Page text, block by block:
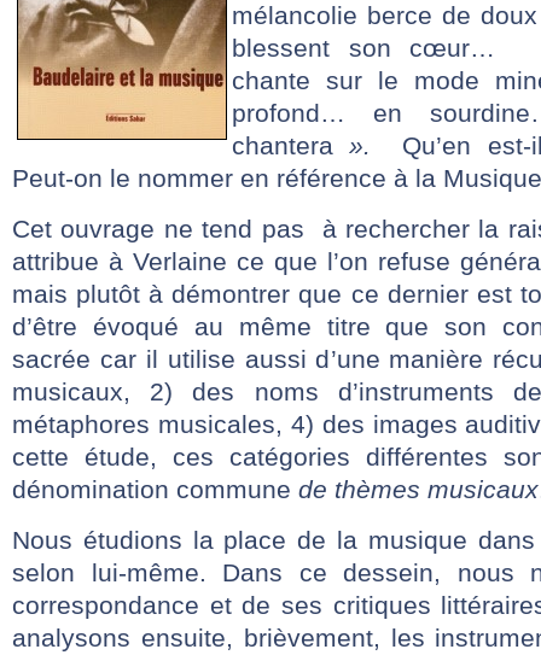
mélancolie berce de
blessent son cœur…
chante sur le mode
profond… en
chantera ». Qu’en est-
Peut-on le nommer en référence à la
Cet ouvrage ne tend pas à rechercher la
attribue à Verlaine ce que l’on refuse
mais plutôt à démontrer que ce dernier est
d’être évoqué au même titre que son
sacrée car il utilise aussi d’une manière
musicaux, 2) des noms d’instruments
métaphores musicales, 4) des images
cette étude, ces catégories différentes
dénomination commune de thèmes musicaux
Nous étudions la place de la musique
selon lui-même. Dans ce dessein, nous
correspondance et de ses critiques
analysons ensuite, brièvement, les